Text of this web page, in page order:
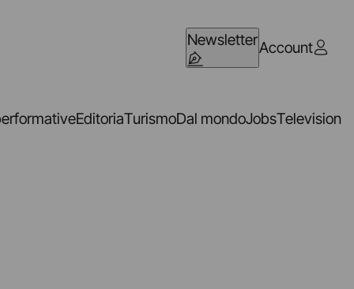
NewsletterAccount
EditoriaTurismoDal mondoJobsTelevision